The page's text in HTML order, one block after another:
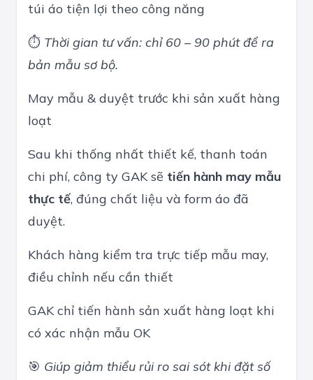
túi áo tiện lợi theo công năng
⏱ Thời gian tư vấn: chỉ 60 – 90 phút để ra
bản mẫu sơ bộ.
May mẫu & duyệt trước khi sản xuất hàng
loạt
Sau khi thống nhất thiết kế, thanh toán
chi phí, công ty GAK sẽ tiến hành may mẫu
thực tế, đúng chất liệu và form áo đã
duyệt.
Khách hàng kiểm tra trực tiếp mẫu may,
điều chỉnh nếu cần thiết
GAK chỉ tiến hành sản xuất hàng loạt khi
có xác nhận mẫu OK
🎯 Giúp giảm thiểu rủi ro sai sót khi đặt số